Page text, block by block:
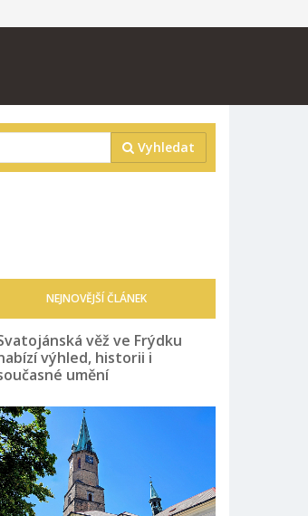
Vyhledat
NEJNOVĚJŠÍ ČLÁNEK
věž ve Frýdku
výhled, historii i
umění